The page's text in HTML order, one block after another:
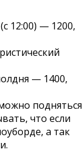
12:00) — 1200,
— 1400,
подняться
что если
а так